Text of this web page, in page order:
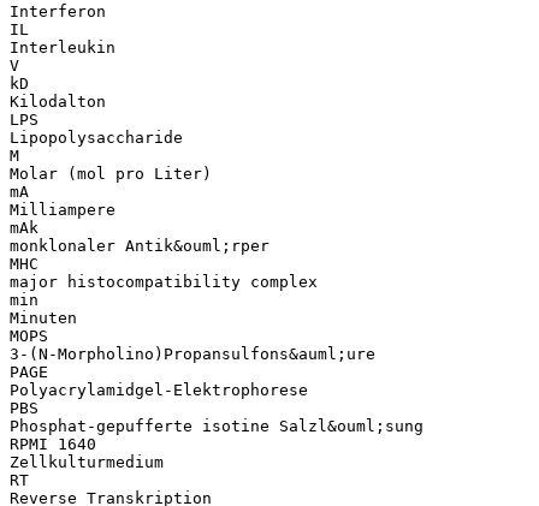
Interferon
IL
Interleukin
V
kD
Kilodalton
LPS
Lipopolysaccharide
M
Molar (mol pro Liter)
mA
Milliampere
mAk
monklonaler Antik&ouml;rper
MHC
major histocompatibility complex
min
Minuten
MOPS
3-(N-Morpholino)Propansulfons&auml;ure
PAGE
Polyacrylamidgel-Elektrophorese
PBS
Phosphat-gepufferte isotine Salzl&ouml;sung
RPMI 1640
Zellkulturmedium
RT
Reverse Transkription